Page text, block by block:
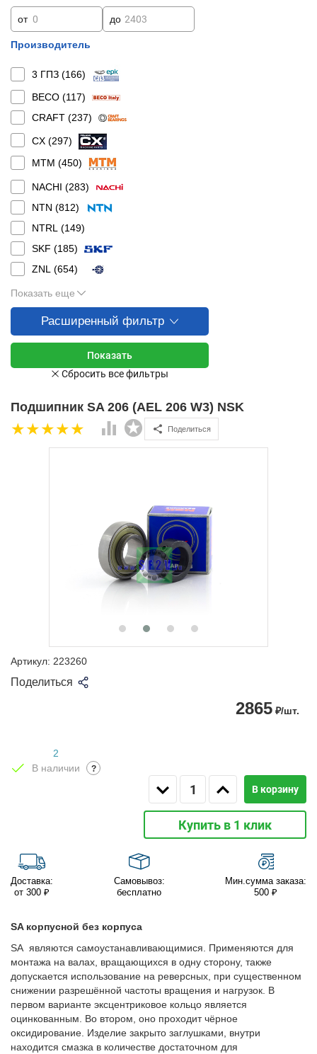
от до
Производитель
3 ГПЗ (166)
BECO (117)
CRAFT (237)
CX (297)
MTM (450)
NACHI (283)
NTN (812)
NTRL (149)
SKF (185)
ZNL (654)
Показать еще
Расширенный фильтр
Подшипник SA 206 (AEL 206 W3) NSK
Поделиться
Артикул: 223260
Поделиться
2865 ₽/шт.
2
В наличии
?
В корзину
Купить в 1 клик
Доставка:
от 300 ₽
Самовывоз:
бесплатно
Мин.сумма заказа:
500 ₽
SA корпусной без корпуса
SA являются самоустанавливающимися. Применяются для
монтажа на валах, вращающихся в одну сторону, также
допускается использование на реверсных, при существенном
снижении разрешённой частоты вращения и нагрузок. В
первом варианте эксцентриковое кольцо является
оцинкованным. Во втором, оно проходит чёрное
оксидирование. Изделие закрыто заглушками, внутри
находится смазка в количестве достаточном для